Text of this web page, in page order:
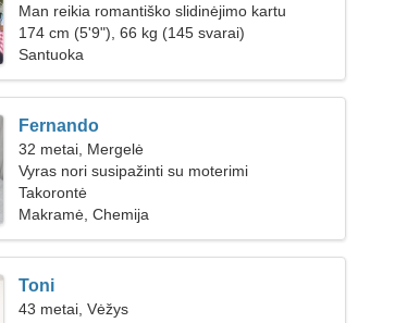
Man reikia romantiško slidinėjimo kartu
174 cm (5'9"), 66 kg (145 svarai)
Santuoka
Fernando
32 metai, Mergelė
Vyras nori susipažinti su moterimi
Takorontė
Makramė, Chemija
Toni
43 metai, Vėžys